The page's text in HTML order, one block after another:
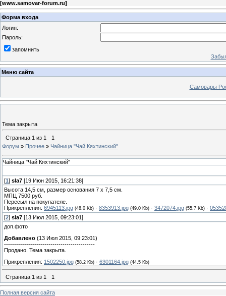
[www.samovar-forum.ru]
Форма входа
Логин:
Пароль:
запомнить
Меню сайта
Самовары
Тема закрыта
Страница 1 из 1
1
Форум » Прочее » Чайница "Чай Кяхтинский"
Чайница "Чай Кяхтинский"
[1 ] sla7 [19 Июн 2015, 16:21:38]
Высота 14,5 см, размер основания 7 х 7,5 см.
МПЦ 7500 руб.
Пересыл на покупателе.
Прикрепления: 6945113.jpg (48.0 Kb) · 8353913.jpg (49.0 Kb) · 3472074.jpg (55.7 Kb) ·
[2] sla7 [13 Июл 2015, 09:23:01]
доп.фото
Добавлено (13 Июл 2015, 09:23:01)
---------------------------------------------
Продано. Тема закрыта.
Прикрепления: 1502250.jpg (58.2 Kb) · 6301164.jpg (44.5 Kb)
Страница 1 из 1 1
Полная версия сайта